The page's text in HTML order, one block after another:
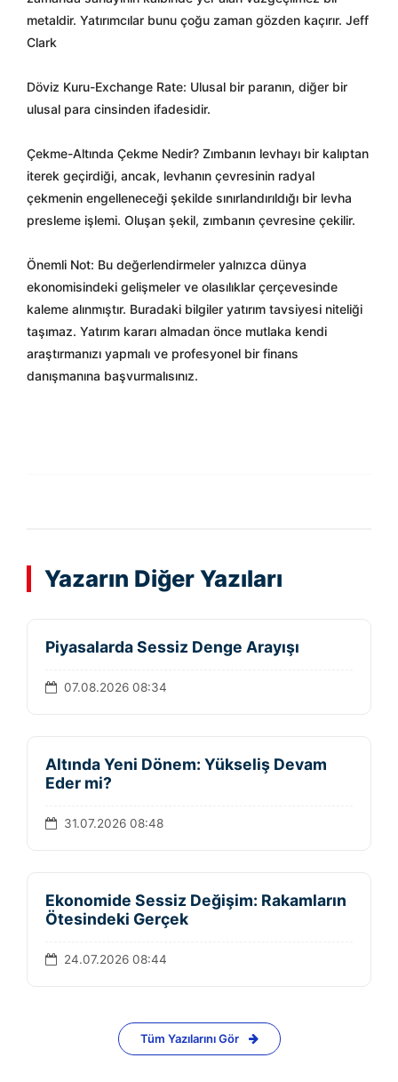
metaldir. Yatırımcılar bunu çoğu zaman gözden kaçırır. Jeff
Clark
Döviz Kuru-Exchange Rate: Ulusal bir paranın, diğer bir
ulusal para cinsinden ifadesidir.
Çekme-Altında Çekme Nedir? Zımbanın levhayı bir kalıptan
iterek geçirdiği, ancak, levhanın çevresinin radyal
çekmenin engelleneceği şekilde sınırlandırıldığı bir levha
presleme işlemi. Oluşan şekil, zımbanın çevresine çekilir.
Önemli Not: Bu değerlendirmeler yalnızca dünya
ekonomisindeki gelişmeler ve olasılıklar çerçevesinde
kaleme alınmıştır. Buradaki bilgiler yatırım tavsiyesi niteliği
taşımaz. Yatırım kararı almadan önce mutlaka kendi
araştırmanızı yapmalı ve profesyonel bir finans
danışmanına başvurmalısınız.
Yazarın Diğer Yazıları
Piyasalarda Sessiz Denge Arayışı
07.08.2026 08:34
Altında Yeni Dönem: Yükseliş Devam
Eder mi?
31.07.2026 08:48
Ekonomide Sessiz Değişim: Rakamların
Ötesindeki Gerçek
24.07.2026 08:44
Tüm Yazılarını Gör